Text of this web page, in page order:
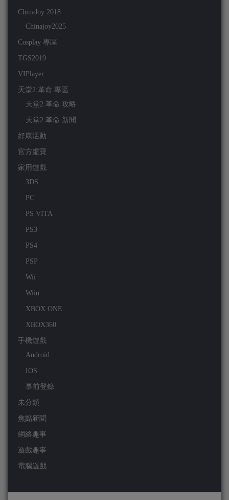
ChinaJoy 2018
Chinajoy2025
Cosplay 專區
TGS2019
VIPlayer
天堂2:革命 專區
天堂2:革命 攻略
天堂2:革命 新聞
好康活動
官方虛寶
家用遊戲
3DS
PC
PS VITA
PS3
PS4
PSP
Wii
Wiiu
XBOX ONE
XBOX360
手機遊戲
Android
IOS
事前登錄
未分類
焦點新聞
網絡趣事
遊戲趣事
電腦遊戲